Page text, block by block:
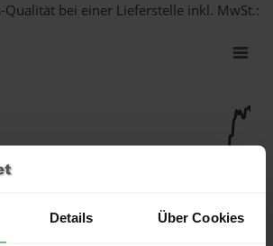
Details Über Cookies
Qualität bei einer Lieferstelle inkl. MwSt.: